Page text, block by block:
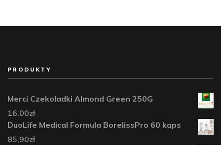
PRODUKTY
Merci Czekoladki Almond Green 250G
16,00zł
DuoLife Medical Formula BorelissPro 60 kaps
85,90zł